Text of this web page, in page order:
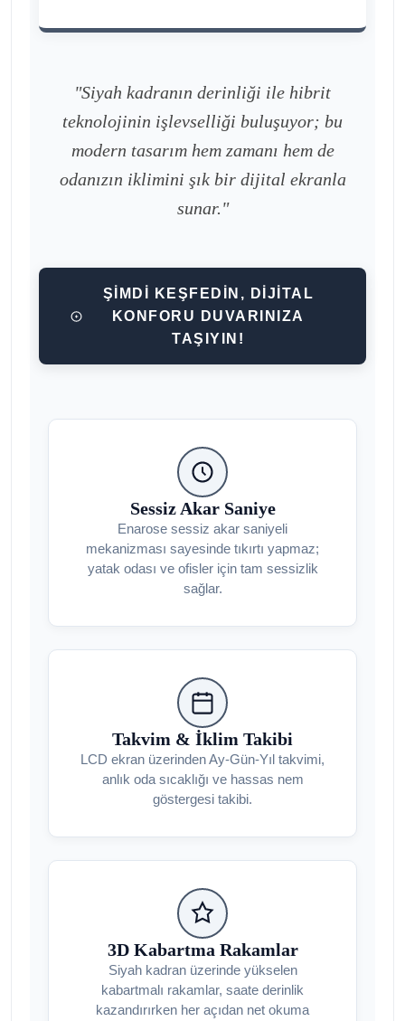
"Siyah kadranın derinliği ile hibrit
teknolojinin işlevselliği buluşuyor; bu
modern tasarım hem zamanı hem de
odanızın iklimini şık bir dijital ekranla
sunar."
ŞİMDİ KEŞFEDİN, DİJİTAL
KONFORU DUVARINIZA
TAŞIYIN!
Sessiz Akar Saniye
Enarose sessiz akar saniyeli
mekanizması sayesinde tıkırtı yapmaz;
yatak odası ve ofisler için tam sessizlik
sağlar.
Takvim & İklim Takibi
LCD ekran üzerinden Ay-Gün-Yıl takvimi,
anlık oda sıcaklığı ve hassas nem
göstergesi takibi.
3D Kabartma Rakamlar
Siyah kadran üzerinde yükselen
kabartmalı rakamlar, saate derinlik
kazandırırken her açıdan net okuma